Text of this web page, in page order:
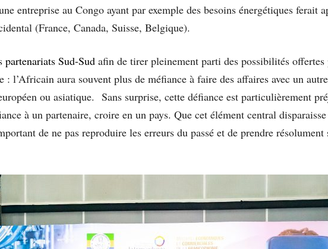
entreprise au Congo ayant par exemple des besoins énergétiques ferait
(France, Canada, Suisse, Belgique).
partenariats Sud-Sud afin de tirer pleinement parti des possibilités offertes
: l’Africain aura souvent plus de méfiance à faire des affaires avec un
ou asiatique. Sans surprise, cette défiance est particulièrement
à un partenaire, croire en un pays. Que cet élément central
de ne pas reproduire les erreurs du passé et de prendre